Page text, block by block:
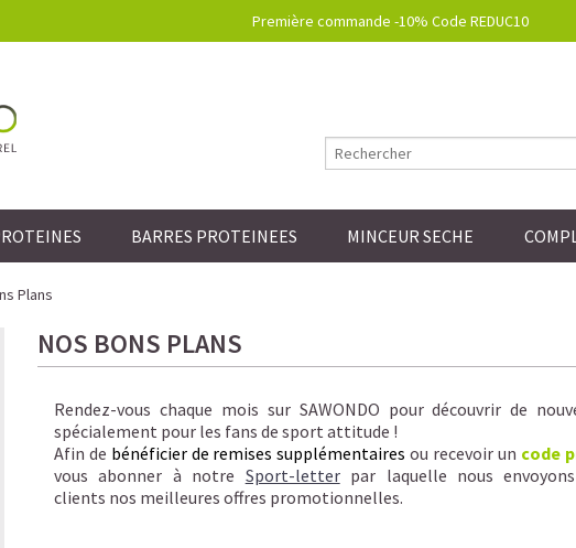
Première commande -10% Code REDUC10
BARRES PROTEINEES MINCEUR SECHE
Plans
NOS BONS PLANS
Rendez-vous chaque mois sur SAWONDO pour découvrir de
spécialement pour les fans de sport attitude !
Afin de bénéficier de remises supplémentaires ou recevoir un code
vous abonner à notre Sport-letterpar laquelle nous
clients nos meilleures offres promotionnelles.